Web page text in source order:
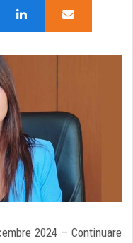
2024 – Continuare